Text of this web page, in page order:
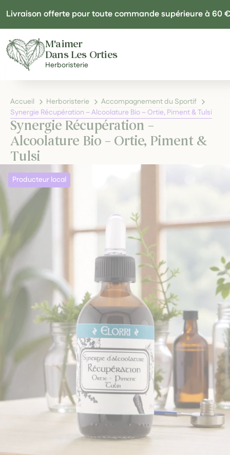
Livraison offerte pour toute commande supérieure à 60 €
M'aimer
Dans Les Orties
Herboristerie
Accueil Herboristerie
Accompagnement du Sportif
Synergie Récupération – Alcoolature Bio – Ortie, Piment & Tulsi
Synergie Récupération –
Alcoolature Bio – Ortie, Piment &
Tulsi